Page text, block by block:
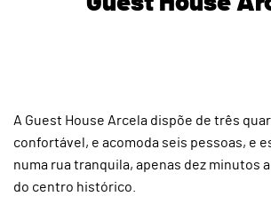
A Guest House Arcela dispõe de três
confortável, e acomoda seis pessoas, e
numa rua tranquila, apenas dez minutos
do centro histórico.